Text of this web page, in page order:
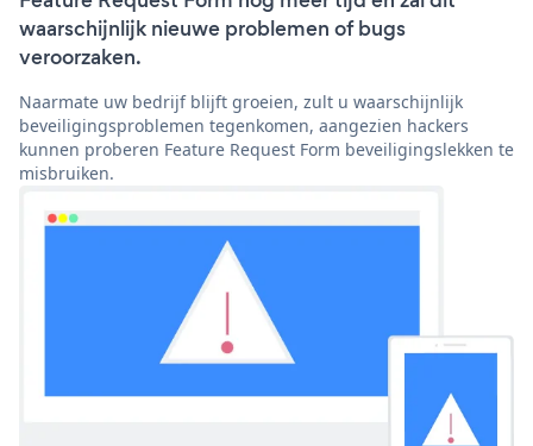
waarschijnlijk nieuwe problemen of bugs
veroorzaken.
Naarmate uw bedrijf blijft groeien, zult u waarschijnlijk
beveiligingsproblemen tegenkomen, aangezien hackers
kunnen proberen Feature Request Form beveiligingslekken te
misbruiken.